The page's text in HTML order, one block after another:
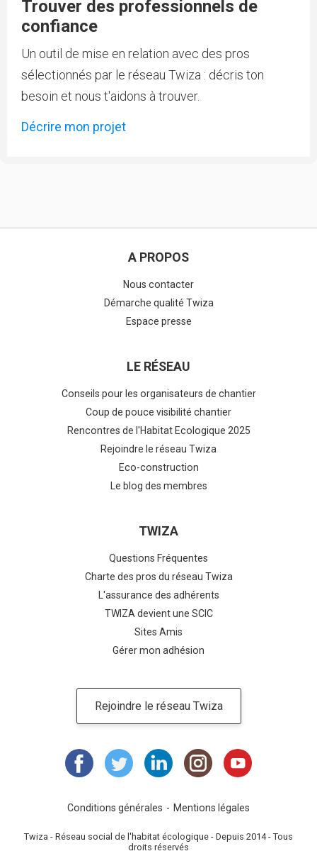
Trouver des professionnels de
confiance
Un outil de mise en relation avec des pros
sélectionnés par le réseau Twiza : décris ton
besoin et nous t'aidons à trouver.
Décrire mon projet
A PROPOS
Nous contacter
Démarche qualité Twiza
Espace presse
LE RÉSEAU
Conseils pour les organisateurs de chantier
Coup de pouce visibilité chantier
Rencontres de l'Habitat Ecologique 2025
Rejoindre le réseau Twiza
Eco-construction
Le blog des membres
TWIZA
Questions Fréquentes
Charte des pros du réseau Twiza
L'assurance des adhérents
TWIZA devient une SCIC
Sites Amis
Gérer mon adhésion
Rejoindre le réseau Twiza
Conditions générales Mentions légales
Twiza - Réseau social de l'habitat écologique - Depuis 2014 - Tous
droits réservés